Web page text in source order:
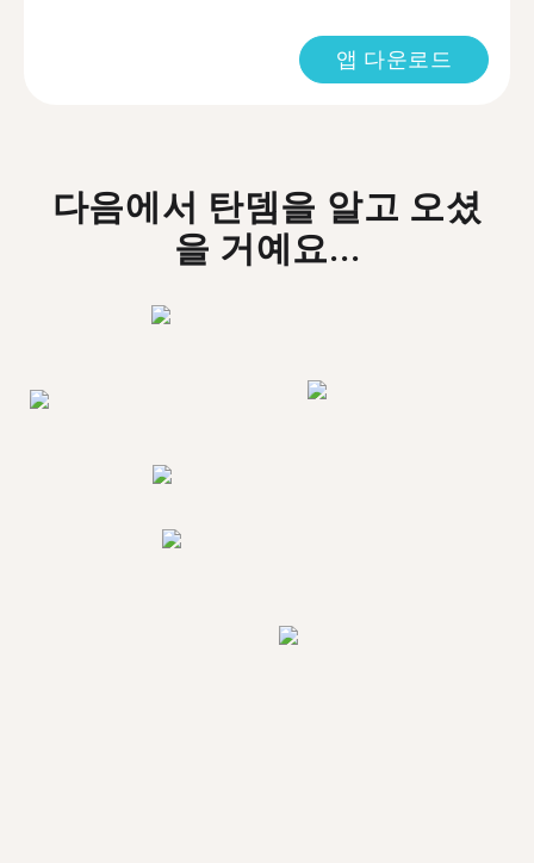
앱 다운로드
다음에서 탄뎀을 알고 오셨
을 거예요...